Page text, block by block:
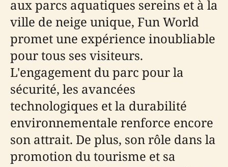
aux parcs aquatiques sereins et à la
ville de neige unique, Fun World
promet une expérience inoubliable
pour tous ses visiteurs.
L'engagement du parc pour la
sécurité, les avancées
technologiques et la durabilité
environnementale renforce encore
son attrait. De plus, son rôle dans la
promotion du tourisme et sa